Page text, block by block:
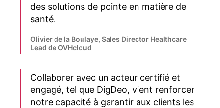
des solutions de pointe en matière de
santé.
Olivier de la Boulaye, Sales Director Healthcare
Lead de OVHcloud
Collaborer avec un acteur certifié et
engagé, tel que DigDeo, vient renforcer
notre capacité à garantir aux clients les